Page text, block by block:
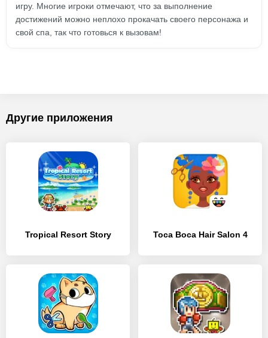
игру. Многие игроки отмечают, что за выполнение
достижений можно неплохо прокачать своего персонажа и
свой спа, так что готовься к вызовам!
Другие приложения
Tropical Resort Story Toca Boca Hair Salon 4